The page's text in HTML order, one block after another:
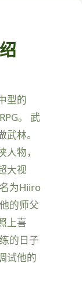
型的
。 武
林。
物，
大视
为Hiiro
的师父
上喜
的日子
试他的